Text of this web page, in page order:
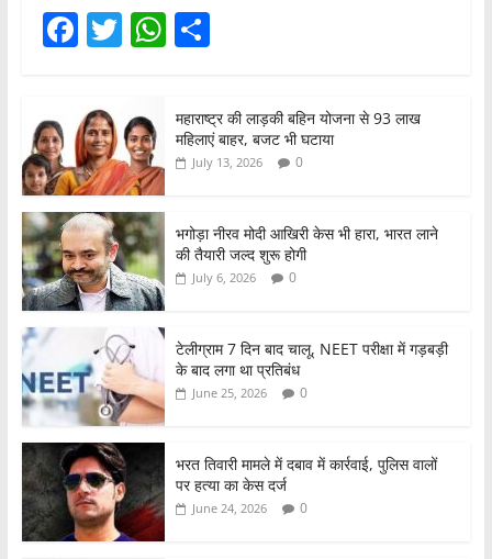
F
c
e
b
o
o
k
T
er
W
s
A
p
S
ar
e
महाराष्ट्र की लाड़की बहिन योजना से 93 लाख
महिलाएं बाहर, बजट भी घटाया
July 13, 2026 0
भगोड़ा नीरव मोदी आखिरी केस भी हारा, भारत लाने
की तैयारी जल्द शुरू होगी
July 6, 2026 0
टेलीग्राम 7 दिन बाद चालू, NEET परीक्षा में गड़बड़ी
के बाद लगा था प्रतिबंध
June 25, 2026 0
भरत तिवारी मामले में दबाव में कार्रवाई, पुलिस वालों
पर हत्या का केस दर्ज
June 24, 2026 0